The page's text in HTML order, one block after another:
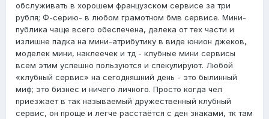
обслуживать в хорошем французском сервисе за три
рубля; Ф-серию- в любом грамотном бмв сервисе. Мини-
публика чаще всего обеспечена, далека от тех части и
излишне падка на мини-атрибутику в виде юнион джеков,
моделек мини, наклеечек и тд - клубные мини сервисы
всем этим успешно пользуются и спекулируют. Любой
«клубный сервис» на сегодняшний день - это былинный
миф; это бизнес и ничего личного. Просто когда чел
приезжает в так называемый дружественный клубный
сервис, он проще и легче расстаётся с ден знаками, тк там